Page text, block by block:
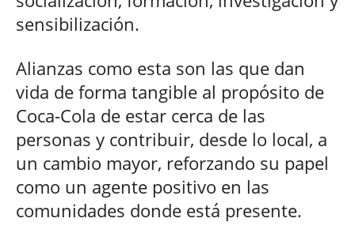
sensibilización.
Alianzas como esta son las que dan
vida de forma tangible al propósito de
Coca-Cola de estar cerca de las
personas y contribuir, desde lo local, a
un cambio mayor, reforzando su papel
como un agente positivo en las
comunidades donde está presente.